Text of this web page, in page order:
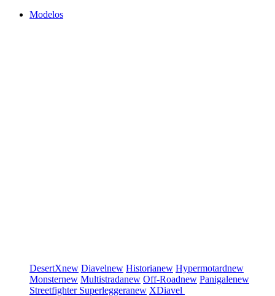
Modelos
DesertXnew Diavelnew Historianew Hypermotardnew
Monsternew Multistradanew Off-Roadnew Panigalenew
Streetfighter Superleggeranew XDiavel